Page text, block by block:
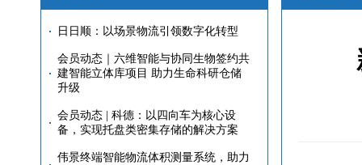
日日顺：以场景物流引领数字化转型
会员动态｜六维智能与协同生物签约共
建智能立体库项目 助力生命科研仓储
升级
会员动态 | 科德：以四向车为核心设
备，实现托盘类密集存储的解决方案
伟景终端智能物流体积测量系统，助力